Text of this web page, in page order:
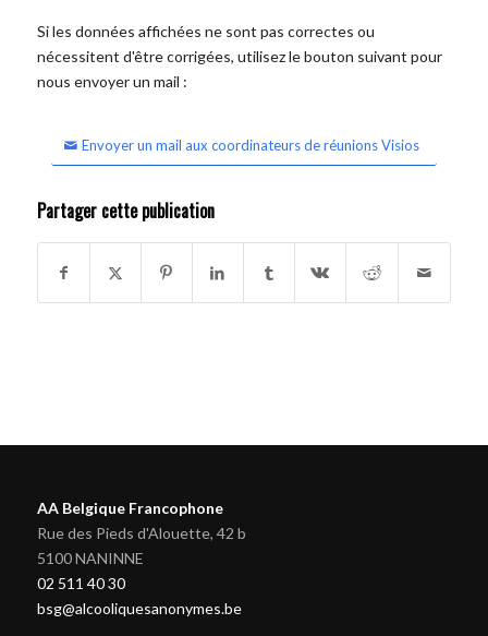
Si les données affichées ne sont pas correctes ou
nécessitent d'être corrigées, utilisez le bouton suivant pour
nous envoyer un mail :
Envoyer un mail aux coordinateurs de réunions Visios
Partager cette publication
AA Belgique Francophone
Rue des Pieds d'Alouette, 42 b
5100 NANINNE
02 511 40 30
bsg@alcooliquesanonymes.be